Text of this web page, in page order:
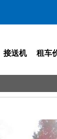
接送机 租车